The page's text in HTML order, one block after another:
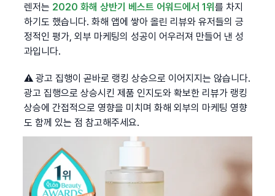
렌저는 2020 화해 상반기 베스트 어워드에서 1위를 차지
하기도 했습니다. 화해 앱에 쌓아 올린 리뷰와 유저들의 긍
정적인 평가, 외부 마케팅의 성공이 어우러져 만들어 낸 성
과입니다.
⚠ 광고 집행이 곧바로 랭킹 상승으로 이어지지는 않습니다.
광고 집행으로 상승시킨 제품 인지도와 확보한 리뷰가 랭킹
상승에 간접적으로 영향을 미치며 화해 외부의 마케팅 영향
도 함께 있는 점 참고해주세요.